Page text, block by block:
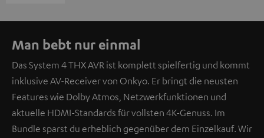
Man bebt nur einmal
Das System 4 THX AVR ist komplett spielfertig und kommt
inklusive AV-Receiver von Onkyo. Er bringt die neusten
Features wie Dolby Atmos, Netzwerkfunktionen und
aktuelle HDMI-Standards für vollsten 4K-Genuss. Im
Bundle sparst du erheblich gegenüber dem Einzelkauf. Wir